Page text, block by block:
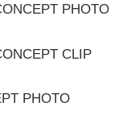
PHOTO
CLIP
PHOTO